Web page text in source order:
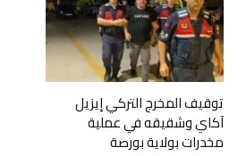
توقيف المخرج التركي إيزيل
آكاي وشقيقه في عملية
مخدرات بولاية بورصة